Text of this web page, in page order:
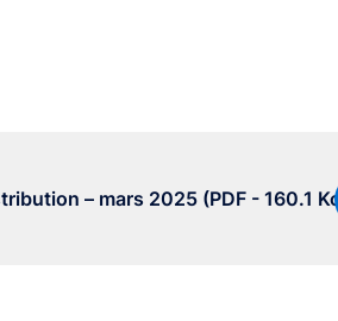
– mars 2025 (PDF - 160.1 Ko)